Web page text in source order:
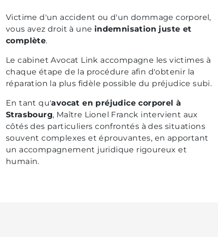
Victime d'un accident ou d'un dommage corporel,
vous avez droit à une indemnisation juste et
complète.
Le cabinet Avocat Link accompagne les victimes à
chaque étape de la procédure afin d'obtenir la
réparation la plus fidèle possible du préjudice subi.
En tant qu'avocat en préjudice corporel à
Strasbourg, Maître Lionel Franck intervient aux
côtés des particuliers confrontés à des situations
souvent complexes et éprouvantes, en apportant
un accompagnement juridique rigoureux et
humain.